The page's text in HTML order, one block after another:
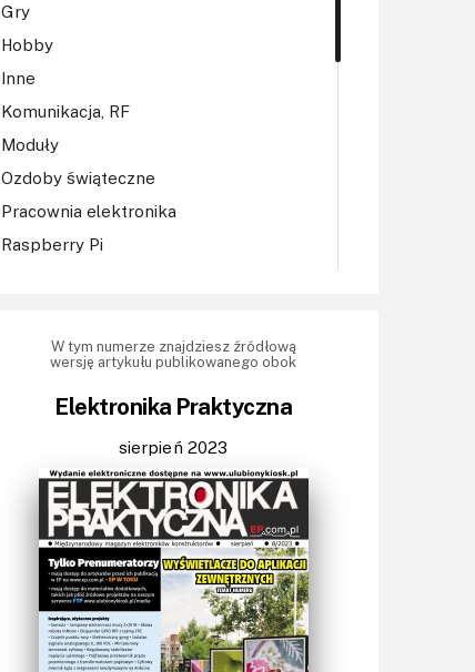
Gry
Hobby
Inne
Komunikacja, RF
Moduły
Ozdoby świąteczne
Pracownia elektronika
Raspberry Pi
Sterowniki (kontrolery)
Światło
Technika μP, μC, PLD
Termometry i termostaty
Zasilanie/Moc
Zdalne sterowanie
Zegary, timery
W tym numerze znajdziesz źródłową
wersję artykułu publikowanego obok
Elektronika Praktyczna
sierpień 2023